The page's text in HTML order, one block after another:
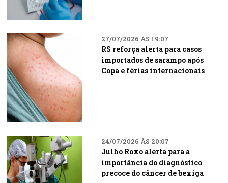
27/07/2026 ÀS 19:07
RS reforça alerta para casos
importados de sarampo após
Copa e férias internacionais
24/07/2026 ÀS 20:07
Julho Roxo alerta para a
importância do diagnóstico
precoce do câncer de bexiga